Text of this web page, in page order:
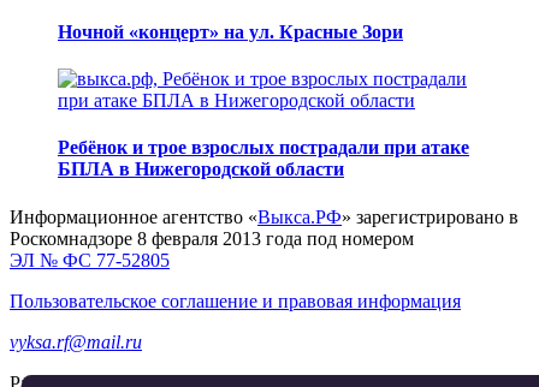
Ночной «концерт» на ул. Красные Зори
Ребёнок и трое взрослых пострадали при атаке
БПЛА в Нижегородской области
Информационное агентство «Выкса.РФ» зарегистрировано в
Роскомнадзоре 8 февраля 2013 года под номером
ЭЛ № ФС 77-52805
Пользовательское соглашение и правовая информация
vyksa.rf@mail.ru
Разработка и продвижение —